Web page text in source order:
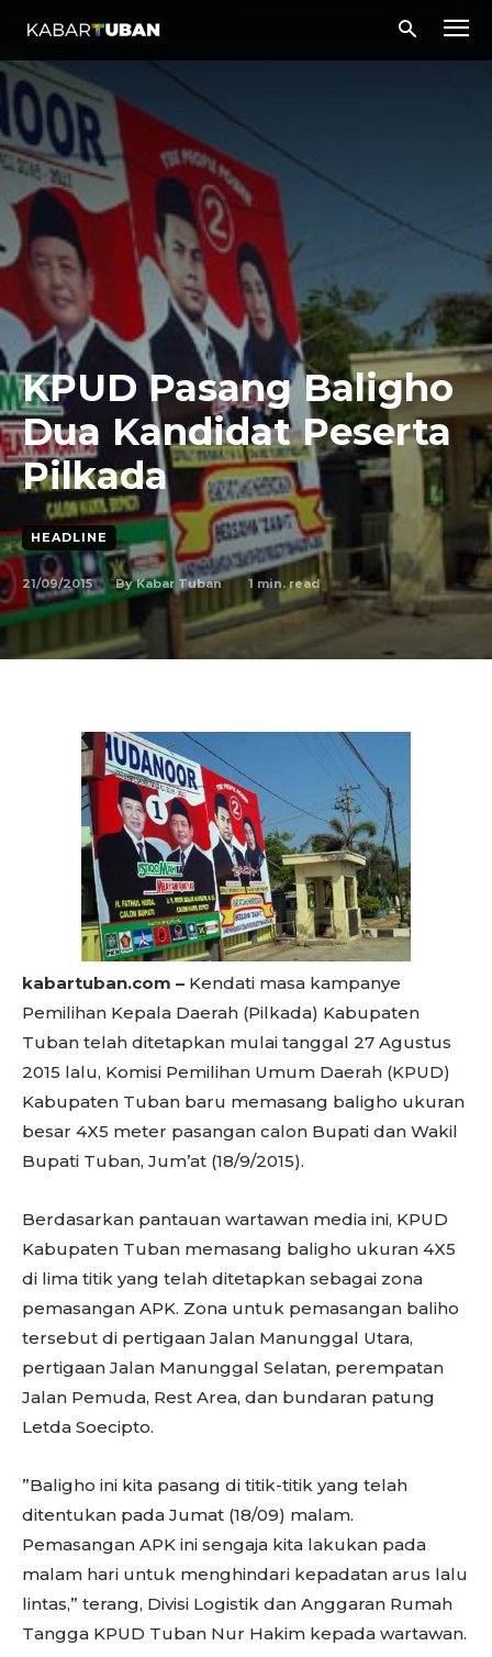
KPUD Pasang Baligho
Dua Kandidat Peserta
Pilkada
HEADLINE
21/09/2015 By Kabar Tuban 1 min. read
kabartuban.com – Kendati masa kampanye
Pemilihan Kepala Daerah (Pilkada) Kabupaten
Tuban telah ditetapkan mulai tanggal 27 Agustus
2015 lalu, Komisi Pemilihan Umum Daerah (KPUD)
Kabupaten Tuban baru memasang baligho ukuran
besar 4X5 meter pasangan calon Bupati dan Wakil
Bupati Tuban, Jum’at (18/9/2015).
Berdasarkan pantauan wartawan media ini, KPUD
Kabupaten Tuban memasang baligho ukuran 4X5
di lima titik yang telah ditetapkan sebagai zona
pemasangan APK. Zona untuk pemasangan baliho
tersebut di pertigaan Jalan Manunggal Utara,
pertigaan Jalan Manunggal Selatan, perempatan
Jalan Pemuda, Rest Area, dan bundaran patung
Letda Soecipto.
”Baligho ini kita pasang di titik-titik yang telah
ditentukan pada Jumat (18/09) malam.
Pemasangan APK ini sengaja kita lakukan pada
malam hari untuk menghindari kepadatan arus lalu
lintas,” terang, Divisi Logistik dan Anggaran Rumah
Tangga KPUD Tuban Nur Hakim kepada wartawan.